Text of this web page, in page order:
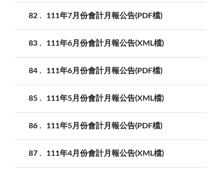
82 111年7月份會計月報公告(PDF檔)
83 111年6月份會計月報公告(XML檔)
84 111年6月份會計月報公告(PDF檔)
85 111年5月份會計月報公告(XML檔)
86 111年5月份會計月報公告(PDF檔)
87 111年4月份會計月報公告(XML檔)